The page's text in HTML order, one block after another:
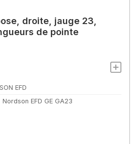
droite, jauge 23,
de pointe
EFD
Nordson EFD GE GA23